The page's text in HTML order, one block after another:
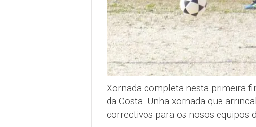
Xornada completa nesta primeira
da Costa. Unha xornada que
correctivos para os nosos equipos